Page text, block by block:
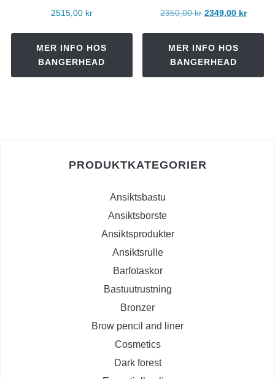
2515,00 kr
MER INFO HOS
BANGERHEAD
2350,00kr Det
2349,00 krDet
MER INFO HOS
BANGERHEAD
PRODUKTKATEGORIER
Ansiktsbastu
Ansiktsborste
Ansiktsprodukter
Ansiktsrulle
Barfotaskor
Bastuutrustning
Bronzer
Brow pencil and liner
Cosmetics
Dark forest